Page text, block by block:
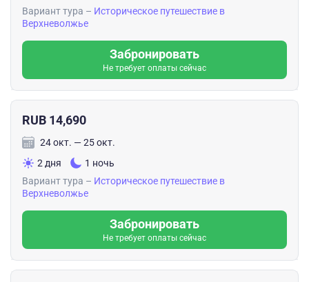
Вариант тура – Историческое путешествие в
Верхневолжье
Забронировать
Не требует оплаты сейчас
RUB 14,690
24 окт. — 25 окт.
2 дня
1 ночь
Вариант тура – Историческое путешествие в
Верхневолжье
Забронировать
Не требует оплаты сейчас